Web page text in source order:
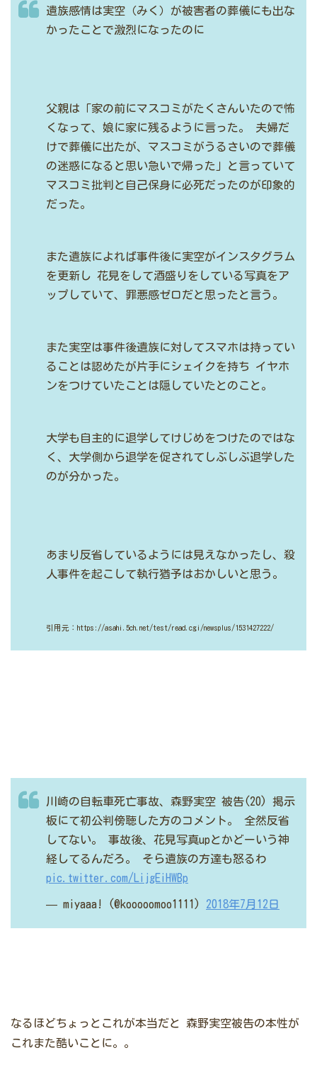
遺族感情は実空（みく）が被害者の葬儀にも出な
かったことで激烈になったのに
父親は「家の前にマスコミがたくさんいたので怖
くなって、娘に家に残るように言った。
夫婦だ
けで葬儀に出たが、マスコミがうるさいので葬儀
の迷惑になると思い急いで帰った」と言っていて
マスコミ批判と自己保身に必死だったのが印象的
だった。
また遺族によれば事件後に実空がインスタグラム
を更新し 花見をして酒盛りをしている写真をア
ップしていて、罪悪感ゼロだと思ったと言う。
また実空は事件後遺族に対してスマホは持ってい
ることは認めたが片手にシェイクを持ち
イヤホ
ンをつけていたことは隠していたとのこと。
大学も自主的に退学してけじめをつけたのではな
く、大学側から退学を促されてしぶしぶ退学した
のが分かった。
あまり反省しているようには見えなかったし、殺
人事件を起こして執行猶予はおかしいと思う。
引用元：https://asahi.5ch.net/test/read.cgi/newsplus/1531427222/
川崎の自転車死亡事故、森野実空 被告(20)
掲示
板にて初公判傍聴した方のコメント。
全然反省
してない。
事故後、花見写真upとかどーいう神
経してるんだろ。
そら遺族の方達も怒るわ
pic.twitter.com/LijgEiHWBp
— miyaaa! (@kooooomoo1111) 2018年7月12日
なるほどちょっとこれが本当だと
森野実空被告の本性が
これまた酷いことに。。